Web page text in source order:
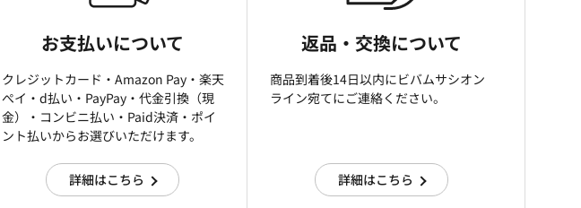
お支払いについて
クレジットカード・Amazon Pay・楽天
ぺイ・d払い・PayPay・代金引換（現
金）・コンビニ払い・Paid決済・ポイ
ント払いからお選びいただけます。
詳細はこちら
返品・交換について
商品到着後14日以内にビバムサシオン
ライン宛てにご連絡ください。
詳細はこちら